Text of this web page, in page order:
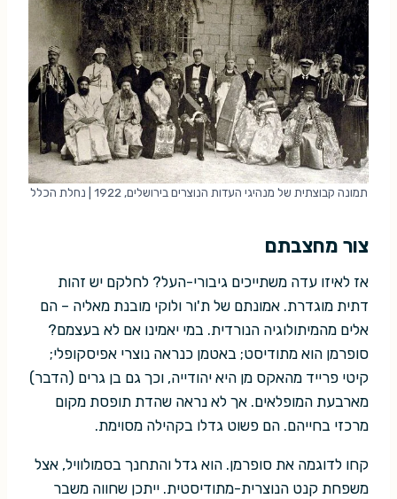
תמונה קבוצתית של מנהיגי העדות הנוצרים בירושלים, 1922 | נחלת הכלל
צור מחצבתם
אז לאיזו עדה משתייכים גיבורי-העל? לחלקם יש זהות
דתית מוגדרת. אמונתם של ת'ור ולוקי מובנת מאליה – הם
אלים מהמיתולוגיה הנורדית. במי יאמינו אם לא בעצמם?
סופרמן הוא מתודיסט; באטמן כנראה נוצרי אפיסקופלי;
קיטי פרייד מהאקס מן היא יהודייה, וכך גם בן גרים (הדבר)
מארבעת המופלאים. אך לא נראה שהדת תופסת מקום
מרכזי בחייהם. הם פשוט גדלו בקהילה מסוימת.
קחו לדוגמה את סופרמן. הוא גדל והתחנך בסמולוויל, אצל
משפחת קנט הנוצרית-מתודיסטית. ייתכן שחווה משבר